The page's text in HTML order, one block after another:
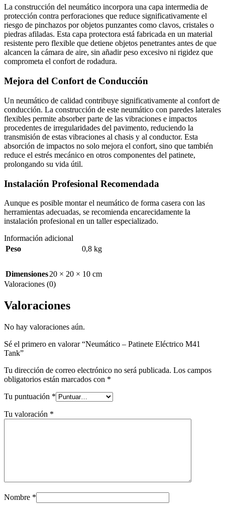
La construcción del neumático incorpora una capa intermedia de
protección contra perforaciones que reduce significativamente el
riesgo de pinchazos por objetos punzantes como clavos, cristales o
piedras afiladas. Esta capa protectora está fabricada en un material
resistente pero flexible que detiene objetos penetrantes antes de que
alcancen la cámara de aire, sin añadir peso excesivo ni rigidez que
comprometa el confort de rodadura.
Mejora del Confort de Conducción
Un neumático de calidad contribuye significativamente al confort de
conducción. La construcción de este neumático con paredes laterales
flexibles permite absorber parte de las vibraciones e impactos
procedentes de irregularidades del pavimento, reduciendo la
transmisión de estas vibraciones al chasis y al conductor. Esta
absorción de impactos no solo mejora el confort, sino que también
reduce el estrés mecánico en otros componentes del patinete,
prolongando su vida útil.
Instalación Profesional Recomendada
Aunque es posible montar el neumático de forma casera con las
herramientas adecuadas, se recomienda encarecidamente la
instalación profesional en un taller especializado.
Información adicional
Peso
0,8 kg
Dimensiones20 × 20 × 10 cm
Valoraciones (0)
Valoraciones
No hay valoraciones aún.
Sé el primero en valorar “Neumático – Patinete Eléctrico M41
Tank”
Tu dirección de correo electrónico no será publicada. Los campos
obligatorios están marcados con *
Tu puntuación *
Tu valoración *
Nombre *